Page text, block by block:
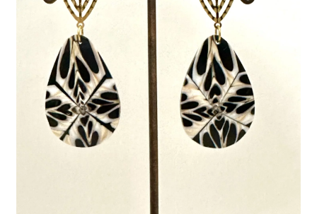
Newsletter
Validation de la commande
Conditions d’utilisation